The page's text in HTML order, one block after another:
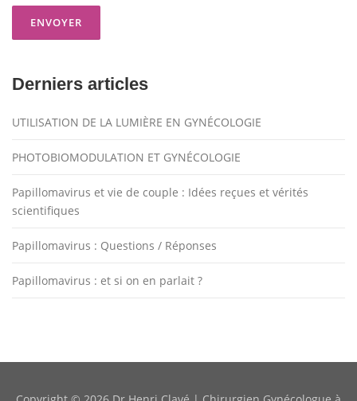
Derniers articles
UTILISATION DE LA LUMIÈRE EN GYNÉCOLOGIE
PHOTOBIOMODULATION ET GYNÉCOLOGIE
Papillomavirus et vie de couple : Idées reçues et vérités
scientifiques
Papillomavirus : Questions / Réponses
Papillomavirus : et si on en parlait ?